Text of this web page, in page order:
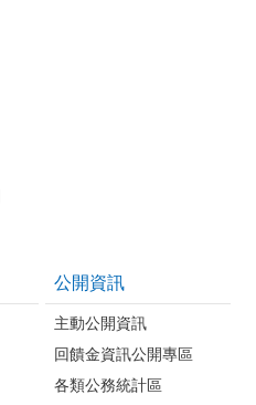
公開資訊
主動公開資訊
回饋金資訊公開專區
各類公務統計區